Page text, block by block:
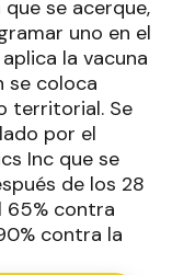
se acerque,
uno en el
la vacuna
se coloca
territorial. Se
por el
Inc que se
de los 28
65% contra
contra la